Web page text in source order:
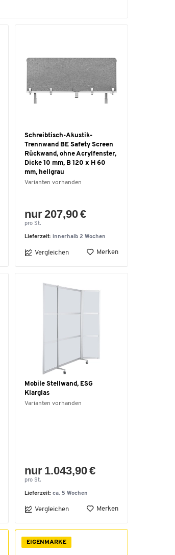
Schreibtisch-Akustik-
Trennwand BE Safety Screen
Rückwand, ohne Acrylfenster,
Dicke 10 mm, B 120 x H 60
mm, hellgrau
Varianten vorhanden
nur 207,90 €
pro St.
Lieferzeit: innerhalb 2 Wochen
Vergleichen Merken
Mobile Stellwand, ESG
Klarglas
Varianten vorhanden
nur 1.043,90 €
pro St.
Lieferzeit: ca. 5 Wochen
Vergleichen Merken
EIGENMARKE